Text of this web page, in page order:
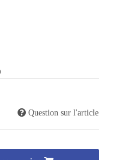
Question sur l'article